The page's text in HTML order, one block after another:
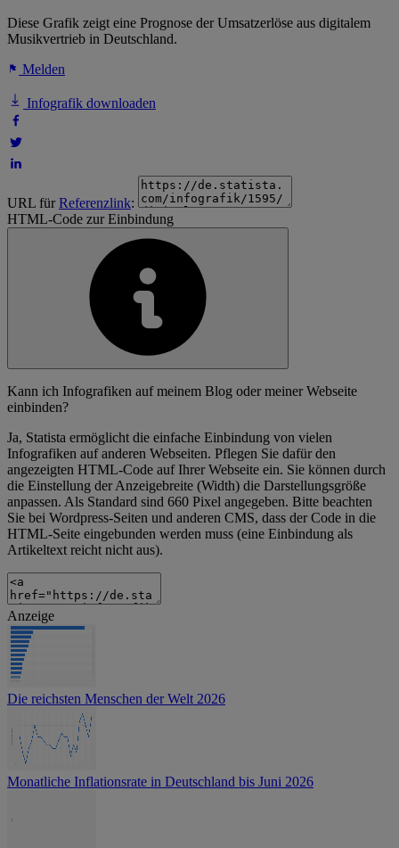
Diese Grafik zeigt eine Prognose der Umsatzerlöse aus digitalem
Musikvertrieb in Deutschland.
Melden
Infografik downloaden
URL fürReferenzlink:
HTML-Code zur Einbindung
Kann ich Infografiken auf meinem Blog oder meiner Webseite
einbinden?
Ja, Statista ermöglicht die einfache Einbindung von vielen
Infografiken auf anderen Webseiten. Pflegen Sie dafür den
angezeigten HTML-Code auf Ihrer Webseite ein. Sie können durch
die Einstellung der Anzeigebreite (Width) die Darstellungsgröße
anpassen. Als Standard sind 660 Pixel angegeben. Bitte beachten
Sie bei Wordpress-Seiten und anderen CMS, dass der Code in die
HTML-Seite eingebunden werden muss (eine Einbindung als
Artikeltext reicht nicht aus).
Anzeige
Die reichsten Menschen der Welt 2026
Monatliche Inflationsrate in Deutschland bis Juni 2026